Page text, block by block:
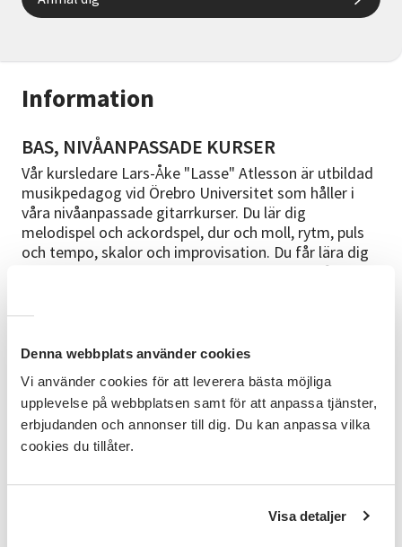
Denna webbplats använder cookies
Vi använder cookies för att leverera bästa möjliga
upplevelse på webbplatsen samt för att anpassa tjänster,
erbjudanden och annonser till dig. Du kan anpassa vilka
cookies du tillåter.
Visa detaljer
Information
BAS, NIVÅANPASSADE KURSER
Vår kursledare Lars-Åke "Lasse" Atlesson är utbildad
musikpedagog vid Örebro Universitet som håller i
våra nivåanpassade gitarrkurser. Du lär dig
melodispel och ackordspel, dur och moll, rytm, puls
och tempo, skalor och improvisation. Du får lära dig
tabulatur och även noter för den som vill. Nivån
van eller avancerad. Anmälan är öppen för alla, barn,
GRUPPUNDERVISNING ANPASSAD EFTER
NIVÅ:
- Ungdomar årskurs 4-6 - Ungdomar årskurs 7-9 -
Gymnasieungdom - Vuxna - Seniorer Max 4 personer /
distans, kursen blir då webbaserad! Är du intresserad